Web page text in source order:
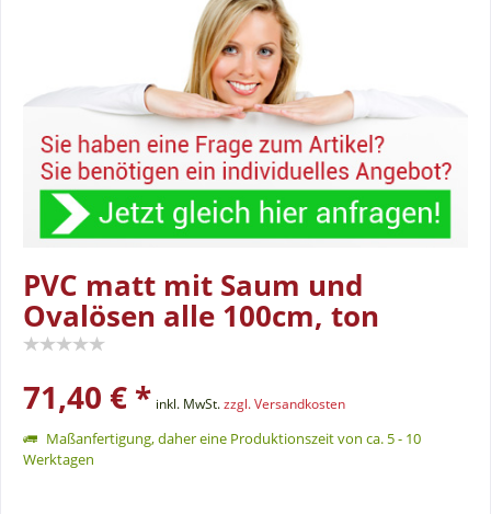
PVC matt mit Saum und
Ovalösen alle 100cm, ton
71,40 € * inkl. MwSt.zzgl. Versandkosten
Maßanfertigung, daher eine Produktionszeit von ca. 5 - 10
Werktagen